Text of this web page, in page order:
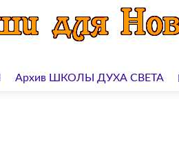
Архив ШКОЛЫ ДУХА СВЕТА